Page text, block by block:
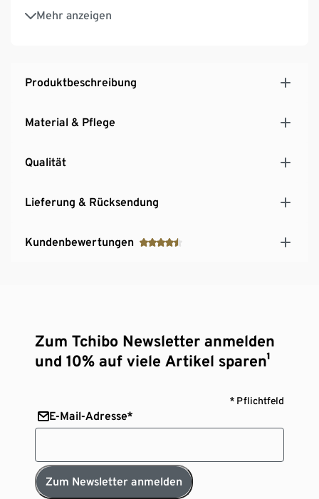
Mehr anzeigen
Ärmelabschluss mit Zier-Riegel
Reverskragen
Produktbeschreibung
Material & Pflege
Qualität
Lieferung & Rücksendung
Kundenbewertungen
Zum Tchibo Newsletter anmelden
und 10% auf viele Artikel sparen¹
* Pflichtfeld
E-Mail-Adresse*
Zum Newsletter anmelden